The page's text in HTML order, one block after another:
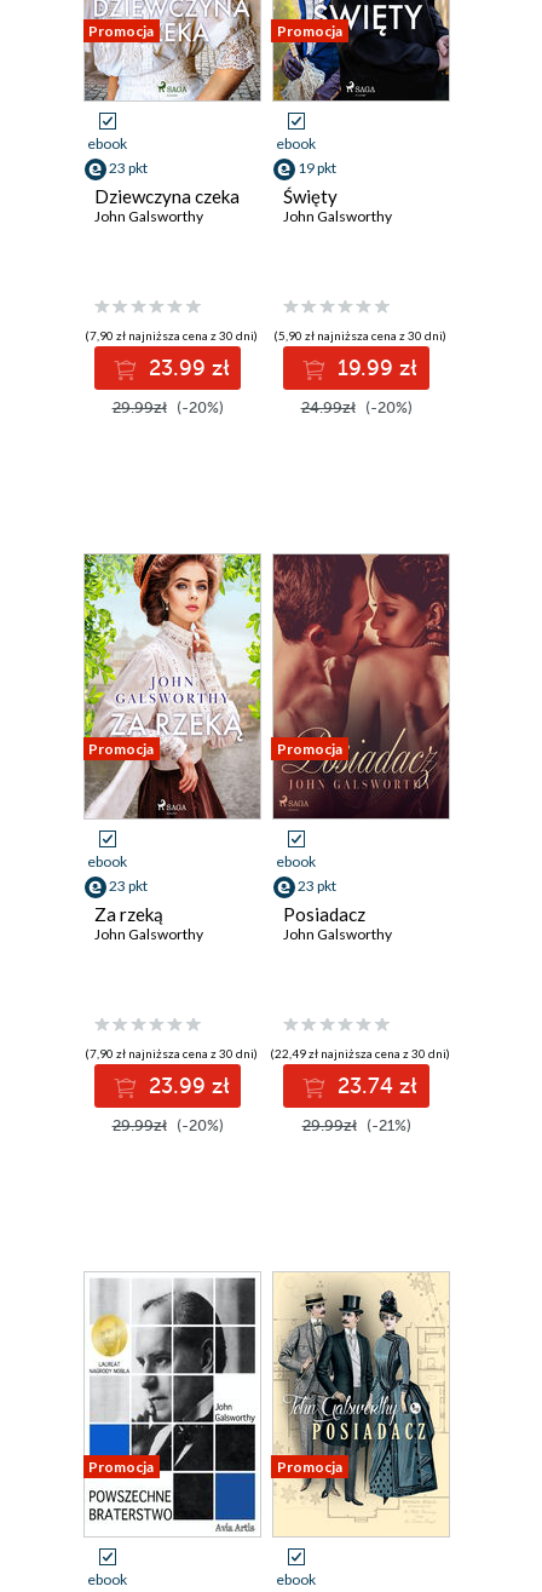
Promocja
ebook
23 pkt
Dziewczyna czeka
John Galsworthy
(7,90 zł najniższa cena z 30 dni)
23.99 zł
29.99zł (-20%)
Promocja
ebook
19 pkt
Święty
John Galsworthy
(5,90 zł najniższa cena z 30 dni)
19.99 zł
24.99zł (-20%)
Promocja
ebook
23 pkt
Za rzeką
John Galsworthy
(7,90 zł najniższa cena z 30 dni)
23.99 zł
29.99zł (-20%)
Promocja
ebook
23 pkt
Posiadacz
John Galsworthy
(22,49 zł najniższa cena z 30 dni)
23.74 zł
29.99zł (-21%)
Promocja
ebook
Promocja
ebook